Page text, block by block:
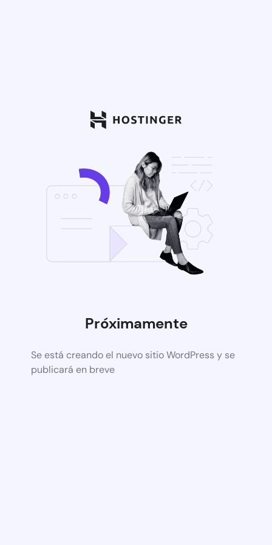
Próximamente
Se está creando el nuevo sitio WordPress y se
publicará en breve